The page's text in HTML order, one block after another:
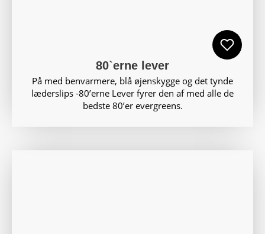
80`erne lever
På med benvarmere, blå øjenskygge og det tynde
læderslips -80’erne Lever fyrer den af med alle de
bedste 80’er evergreens.